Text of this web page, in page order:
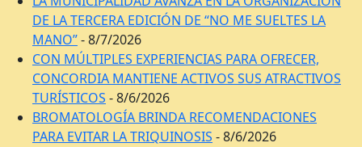
DE LA TERCERA EDICIÓN DE “NO ME SUELTES LA
MANO”- 8/7/2026
CON MÚLTIPLES EXPERIENCIAS PARA OFRECER,
CONCORDIA MANTIENE ACTIVOS SUS ATRACTIVOS
TURÍSTICOS - 8/6/2026
BROMATOLOGÍA BRINDA RECOMENDACIONES
PARA EVITAR LA TRIQUINOSIS - 8/6/2026